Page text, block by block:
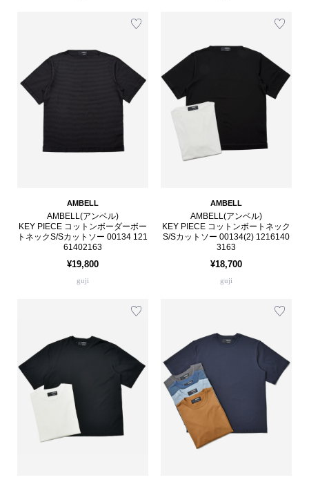
AMBELL
AMBELL(アンベル)
KEY PIECE コットンボーダーボー
トネックS/Sカットソー 00134 121
61402163
¥19,800
guji
AMBELL
AMBELL(アンベル)
KEY PIECE コットンボートネック
S/Sカットソー 00134(2) 1216140
3163
¥18,700
guji